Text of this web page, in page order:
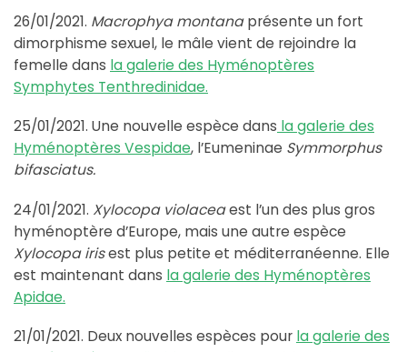
26/01/2021. Macrophya montanaprésente un fort
dimorphisme sexuel, le mâle vient de rejoindre la
femelle dans la galerie des Hyménoptères
Symphytes Tenthredinidae.
25/01/2021. Une nouvelle espèce dans la galerie des
Hyménoptères Vespidae, l’Eumeninae Symmorphus
bifasciatus.
24/01/2021. Xylocopa violaceaest l’un des plus gros
hyménoptère d’Europe, mais une autre espèce
Xylocopa irisest plus petite et méditerranéenne. Elle
est maintenant dans la galerie des Hyménoptères
Apidae.
21/01/2021. Deux nouvelles espèces pour la galerie des